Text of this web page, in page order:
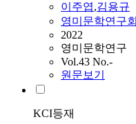
이주엽,김용규
영미문학연구회
2022
영미문학연구
Vol.43 No.-
원문보기
KCI등재